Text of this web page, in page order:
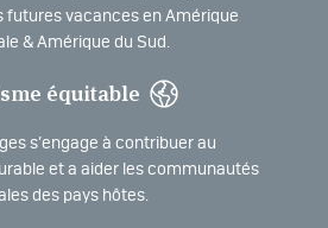
futures vacances en Amérique
& Amérique du Sud.
équitable
s’engage à contribuer au
et a aider les communautés
des pays hôtes.